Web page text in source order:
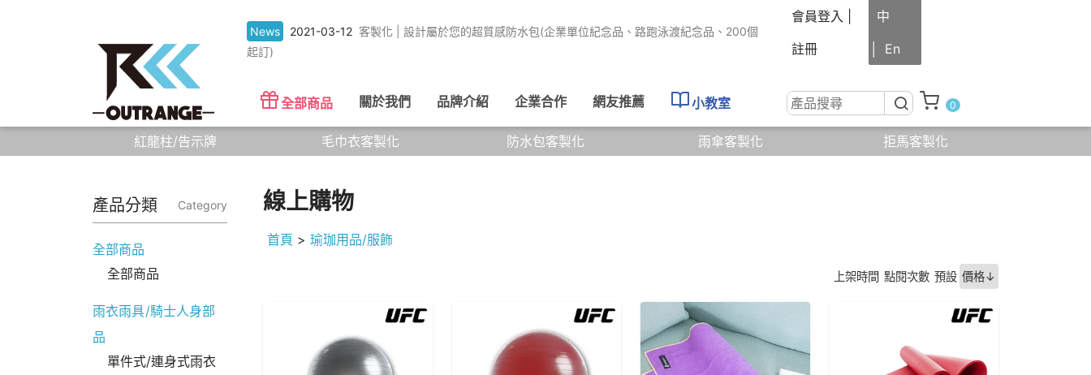
News 2021-03-12 客製化 | 設計屬於您的超質感防水包(企業單位紀念品、路跑泳渡紀念品、200個
起訂)
全部商品 關於我們 品牌介紹 企業合作 網友推薦 小教室
會員登入
註冊
中
En
0
紅龍柱/告示牌 毛巾衣客製化 防水包客製化 雨傘客製化 拒馬客製化
產品分類 Category
全部商品
全部商品
雨衣雨具/騎士人身部
品
單件式/連身式雨衣
線上購物
首頁 > 瑜珈用品/服飾
上架時間 點閱次數 預設 價格↓